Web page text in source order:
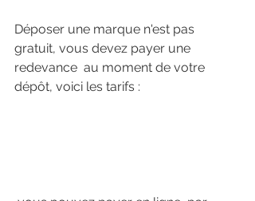
Déposer une marque n'est pas
gratuit, vous devez payer une
redevance  au moment de votre
dépôt, voici les tarifs :